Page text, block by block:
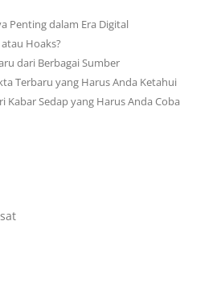
Penting dalam Era Digital
Hoaks?
dari Berbagai Sumber
Terbaru yang Harus Anda Ketahui
Kabar Sedap yang Harus Anda Coba